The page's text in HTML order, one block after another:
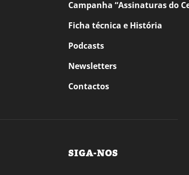
Campanha “Assinaturas do
Ficha técnica e História
Podcasts
Newsletters
Contactos
SIGA-NOS